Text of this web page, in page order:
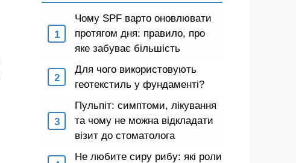
Чому SPF варто оновлювати
протягом дня: правило, про
яке забуває більшість
Для чого використовують
геотекстиль у фундаменті?
Пульпіт: симптоми, лікування
та чому не можна відкладати
візит до стоматолога
Не любите сиру рибу: які роли